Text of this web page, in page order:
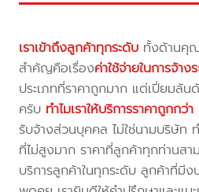
เราเข้าถึงลูกค้าทุกระดับ ทั้งด้านคุณ
สำคัญคือเรื่องค่าใช้จ่ายในการจ้า
ประเภทที่ราคาถูกมาก แต่เปี่ยมล้
ครับ ทำไมเราให้บริการราคาถูกกว่า
รับจ้างส่วนบุคคล ไม่ใช่นามบริษัท
ที่ไม่สูงมาก ราคาที่ลูกค้าทุกท่านสา
บริการลูกค้าในทุกระดับ ลูกค้าที่มี